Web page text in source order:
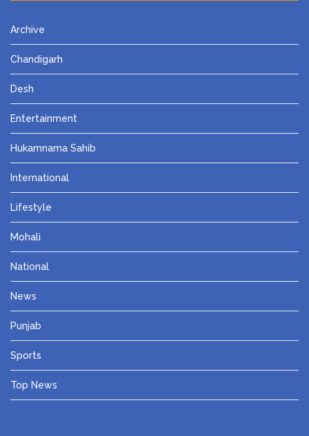
Archive
Chandigarh
Desh
Entertainment
Hukamnama Sahib
International
Lifestyle
Mohali
National
News
Punjab
Sports
Top News